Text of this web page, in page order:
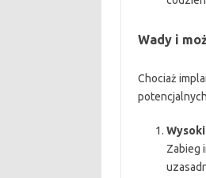
Wady i
Chociaż
Zabieg